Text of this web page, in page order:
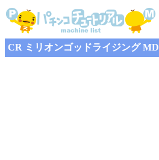
CR ミリオンゴッドライジング MD